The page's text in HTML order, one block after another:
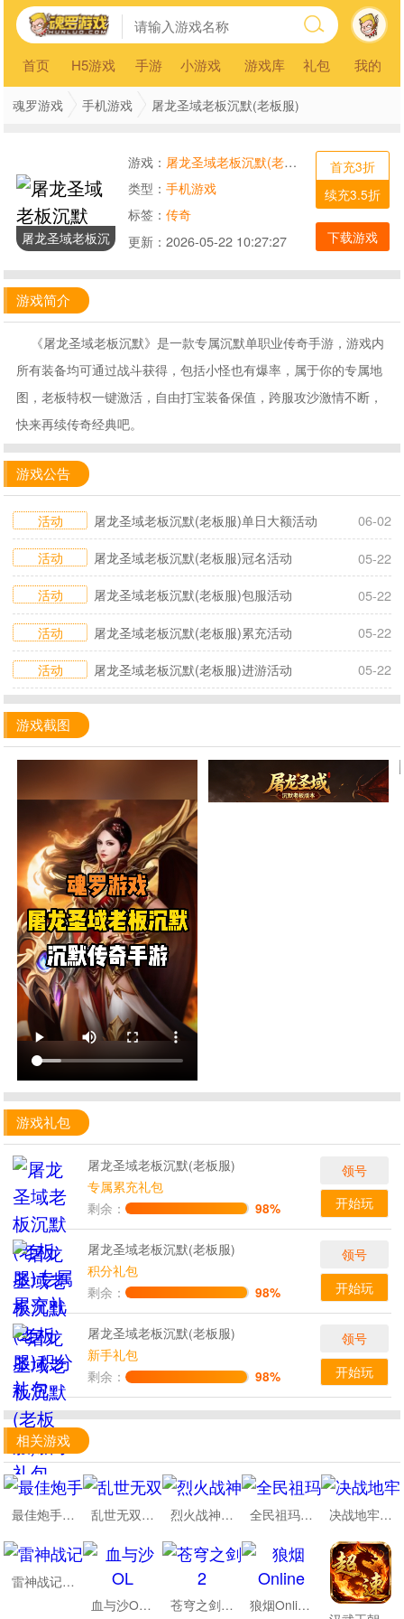
首页 H5游戏 手游 小游戏 游戏库 礼包 我的
魂罗游戏 手机游戏 屠龙圣域老板沉默(老板服)
屠龙圣域老板沉
游戏： 屠龙圣域老板沉默(老板服)
类型： 手机游戏
标签： 传奇
更新： 2026-05-22 10:27:27
首充3折
续充3.5折
下载游戏
游戏简介
《屠龙圣域老板沉默》是一款专属沉默单职业传奇手游，游戏内
所有装备均可通过战斗获得，包括小怪也有爆率，属于你的专属地
图，老板特权一键激活，自由打宝装备保值，跨服攻沙激情不断，
快来再续传奇经典吧。
游戏公告
活动 屠龙圣域老板沉默(老板服)单日大额活动
06-02
活动
屠龙圣域老板沉默(老板服)冠名活动
05-22
活动
屠龙圣域老板沉默(老板服)包服活动
05-22
活动
屠龙圣域老板沉默(老板服)累充活动
05-22
活动
屠龙圣域老板沉默(老板服)进游活动 05-22
游戏截图
游戏礼包
屠龙圣域老板沉默(老板服)
专属累充礼包
剩余：
98%
领号
开始玩
屠龙圣域老板沉默(老板服)
积分礼包
剩余：
98%
领号
开始玩
屠龙圣域老板沉默(老板服)
新手礼包
剩余：
98%
领号
开始玩
相关游戏
最佳炮手万充超爆版 乱世无双天天送328免费版 烈火战神亿倍高爆无限刷币 全民祖玛云鳞传奇免费版 决战地牢1.76重燃热血
雷神战记神域机甲超变
血与沙OL复古烈焰龙城
苍穹之剑2切割专属沉默 狼烟Online攻速天天送648